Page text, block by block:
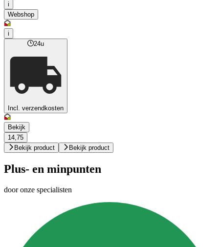
i
Webshop
i
24u
Incl. verzendkosten
Bekijk
14,75
Bekijk product
Bekijk product
Plus- en minpunten
door onze specialisten